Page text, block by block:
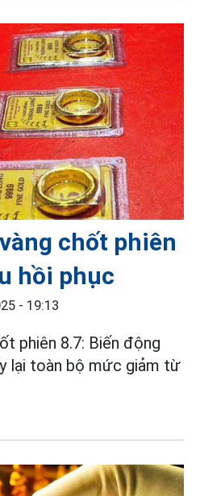
chốt phiên
hồi phục
- 19:13
phiên 8.7: Biến động
lại toàn bộ mức giảm từ